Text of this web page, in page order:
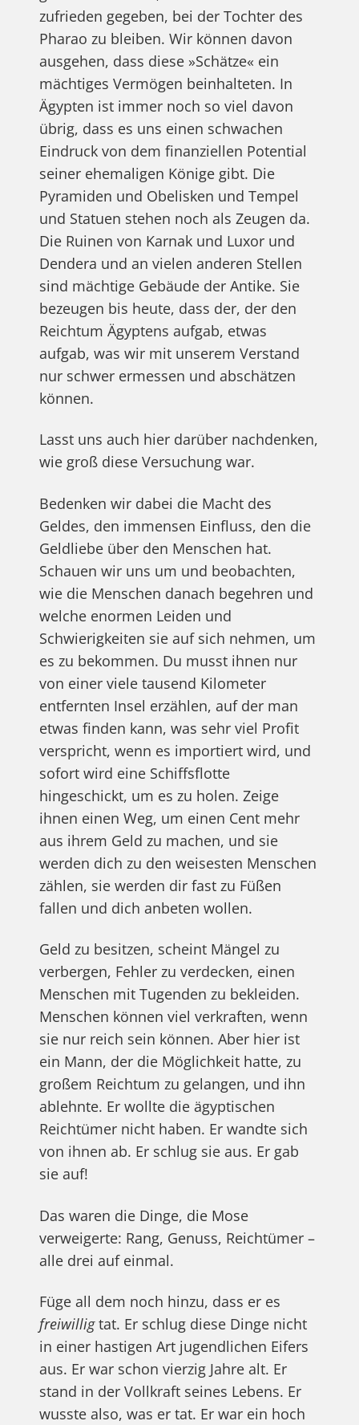
zufrieden gegeben, bei der Tochter des
Pharao zu bleiben. Wir können davon
ausgehen, dass diese »Schätze« ein
mächtiges Vermögen beinhalteten. In
Ägypten ist immer noch so viel davon
übrig, dass es uns einen schwachen
Eindruck von dem finanziellen Potential
seiner ehemaligen Könige gibt. Die
Pyramiden und Obelisken und Tempel
und Statuen stehen noch als Zeugen da.
Die Ruinen von Karnak und Luxor und
Dendera und an vielen anderen Stellen
sind mächtige Gebäude der Antike. Sie
bezeugen bis heute, dass der, der den
Reichtum Ägyptens aufgab, etwas
aufgab, was wir mit unserem Verstand
nur schwer ermessen und abschätzen
können.
Lasst uns auch hier darüber nachdenken,
wie groß diese Versuchung war.
Bedenken wir dabei die Macht des
Geldes, den immensen Einfluss, den die
Geldliebe über den Menschen hat.
Schauen wir uns um und beobachten,
wie die Menschen danach begehren und
welche enormen Leiden und
Schwierigkeiten sie auf sich nehmen, um
es zu bekommen. Du musst ihnen nur
von einer viele tausend Kilometer
entfernten Insel erzählen, auf der man
etwas finden kann, was sehr viel Profit
verspricht, wenn es importiert wird, und
sofort wird eine Schiffsflotte
hingeschickt, um es zu holen. Zeige
ihnen einen Weg, um einen Cent mehr
aus ihrem Geld zu machen, und sie
werden dich zu den weisesten Menschen
zählen, sie werden dir fast zu Füßen
fallen und dich anbeten wollen.
Geld zu besitzen, scheint Mängel zu
verbergen, Fehler zu verdecken, einen
Menschen mit Tugenden zu bekleiden.
Menschen können viel verkraften, wenn
sie nur reich sein können. Aber hier ist
ein Mann, der die Möglichkeit hatte, zu
großem Reichtum zu gelangen, und ihn
ablehnte. Er wollte die ägyptischen
Reichtümer nicht haben. Er wandte sich
von ihnen ab. Er schlug sie aus. Er gab
sie auf!
Das waren die Dinge, die Mose
verweigerte: Rang, Genuss, Reichtümer –
alle drei auf einmal.
Füge all dem noch hinzu, dass er es
freiwilligtat. Er schlug diese Dinge nicht
in einer hastigen Art jugendlichen Eifers
aus. Er war schon vierzig Jahre alt. Er
stand in der Vollkraft seines Lebens. Er
wusste also, was er tat. Er war ein hoch